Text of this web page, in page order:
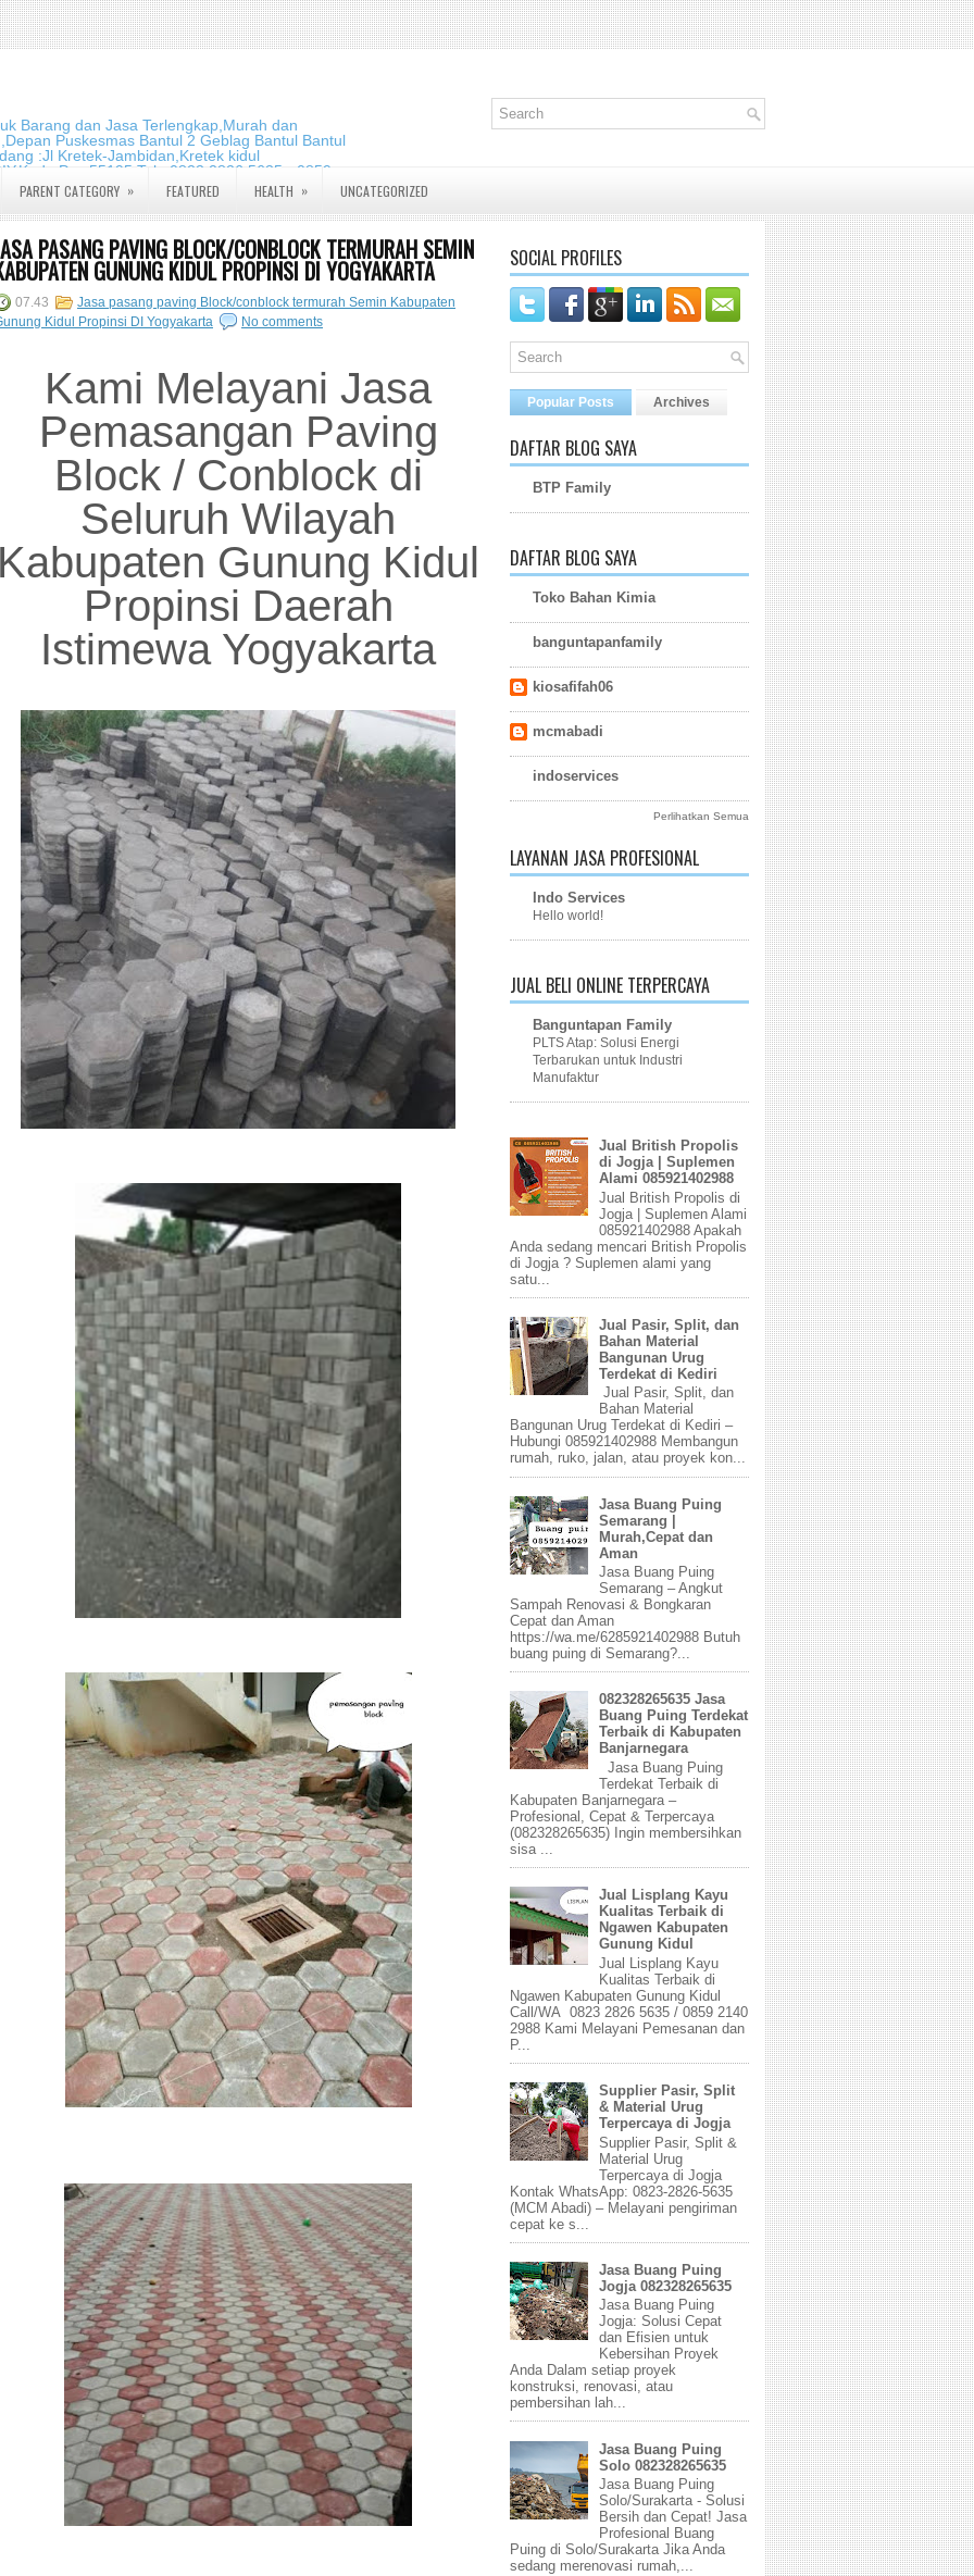
Barang dan Jasa Terlengkap,Murah dan
Puskesmas Bantul 2 Geblag Bantul Bantul
:Jl Kretek-Jambidan,Kretek kidul
Pos:55195 Telp:0823 2826 5635 - 0859
PARENT CATEGORY » FEATURED HEALTH » UNCATEGORIZED
PASANG PAVING BLOCK/CONBLOCK TERMURAH SEMIN
GUNUNG KIDUL PROPINSI DI YOGYAKARTA
07.43
Jasa pasang paving Block/conblock termurah Semin Kabupaten
Kidul Propinsi DI Yogyakarta
No comments
Kami Melayani Jasa
Pemasangan Paving
Block / Conblock di
Seluruh Wilayah
Gunung Kidul
Propinsi Daerah
Istimewa Yogyakarta
SOCIAL PROFILES
Popular Posts Archives
DAFTAR BLOG SAYA
BTP Family
DAFTAR BLOG SAYA
Toko Bahan Kimia
banguntapanfamily
kiosafifah06
mcmabadi
indoservices
Perlihatkan Semua
LAYANAN JASA PROFESIONAL
Indo Services
Hello world!
JUAL BELI ONLINE TERPERCAYA
Banguntapan Family
PLTS Atap: Solusi Energi
Terbarukan untuk Industri
Manufaktur
Jual British Propolis
di Jogja | Suplemen
Alami 085921402988
Jual British Propolis di
Jogja | Suplemen Alami
085921402988 Apakah
Anda sedang mencari British Propolis
di Jogja ? Suplemen alami yang
satu...
Jual Pasir, Split, dan
Bahan Material
Bangunan Urug
Terdekat di Kediri
Jual Pasir, Split, dan
Bahan Material
Bangunan Urug Terdekat di Kediri –
Hubungi 085921402988 Membangun
rumah, ruko, jalan, atau proyek kon...
Jasa Buang Puing
Semarang |
Murah,Cepat dan
Aman
Jasa Buang Puing
Semarang – Angkut
Sampah Renovasi & Bongkaran
Cepat dan Aman
https://wa.me/6285921402988 Butuh
buang puing di Semarang?...
082328265635 Jasa
Buang Puing Terdekat
Terbaik di Kabupaten
Banjarnegara
Jasa Buang Puing
Terdekat Terbaik di
Kabupaten Banjarnegara –
Profesional, Cepat & Terpercaya
(082328265635) Ingin membersihkan
sisa ...
Jual Lisplang Kayu
Kualitas Terbaik di
Ngawen Kabupaten
Gunung Kidul
Jual Lisplang Kayu
Kualitas Terbaik di
Ngawen Kabupaten Gunung Kidul
Call/WA 0823 2826 5635 / 0859 2140
2988 Kami Melayani Pemesanan dan
P...
Supplier Pasir, Split
& Material Urug
Terpercaya di Jogja
Supplier Pasir, Split &
Material Urug
Terpercaya di Jogja
Kontak WhatsApp: 0823-2826-5635
(MCM Abadi) – Melayani pengiriman
cepat ke s...
Jasa Buang Puing
Jogja 082328265635
Jasa Buang Puing
Jogja: Solusi Cepat
dan Efisien untuk
Kebersihan Proyek
Anda Dalam setiap proyek
konstruksi, renovasi, atau
pembersihan lah...
Jasa Buang Puing
Solo 082328265635
Jasa Buang Puing
Solo/Surakarta - Solusi
Bersih dan Cepat! Jasa
Profesional Buang
Puing di Solo/Surakarta Jika Anda
sedang merenovasi rumah,...